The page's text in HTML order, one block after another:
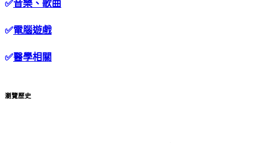
✅音樂、歌曲
✅電腦遊戲
✅醫學相關
瀏覽歷史